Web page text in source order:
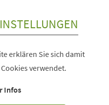
erklären Sie sich damit
verwendet.
Infos